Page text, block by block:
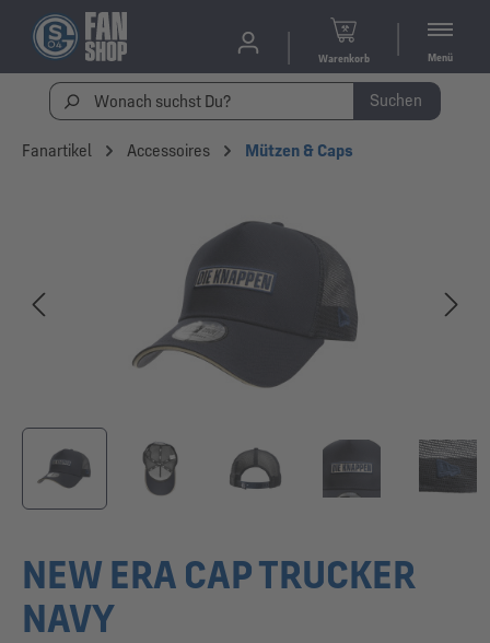
Warenkorb Menü
Suchen
Fanartikel Accessoires Mützen & Caps
NEW ERA CAP TRUCKER
NAVY